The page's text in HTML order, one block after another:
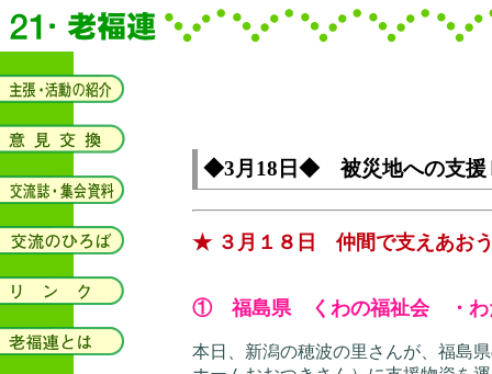
◆3月18日◆ 被災地への支援
★ ３月１８日 仲間で支えあお
① 福島県 くわの福祉会 ・わ
本日、新潟の穂波の里さんが、福島